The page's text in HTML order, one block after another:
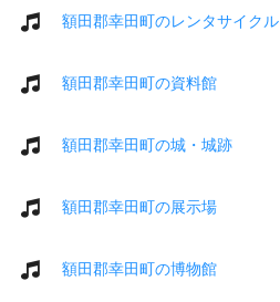
額田郡幸田町のレンタサイクル
額田郡幸田町の資料館
額田郡幸田町の城・城跡
額田郡幸田町の展示場
額田郡幸田町の博物館